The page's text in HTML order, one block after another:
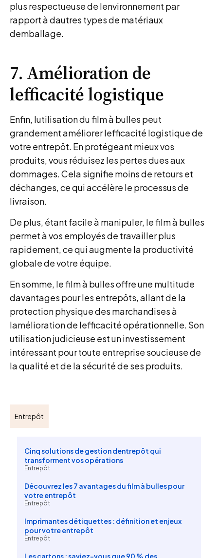
plus respectueuse de lenvironnement par
rapport à dautres types de matériaux
demballage.
7. Amélioration de
lefficacité logistique
Enfin, lutilisation du film à bulles peut
grandement améliorer lefficacité logistique de
votre entrepôt. En protégeant mieux vos
produits, vous réduisez les pertes dues aux
dommages. Cela signifie moins de retours et
déchanges, ce qui accélère le processus de
livraison.
De plus, étant facile à manipuler, le film à bulles
permet à vos employés de travailler plus
rapidement, ce qui augmente la productivité
globale de votre équipe.
En somme, le film à bulles offre une multitude
davantages pour les entrepôts, allant de la
protection physique des marchandises à
lamélioration de lefficacité opérationnelle. Son
utilisation judicieuse est un investissement
intéressant pour toute entreprise soucieuse de
la qualité et de la sécurité de ses produits.
Entrepôt
Cinq solutions de gestion dentrepôt qui
transforment vos opérations
Entrepôt
Découvrez les 7 avantages du film à bulles pour
votre entrepôt
Entrepôt
Imprimantes détiquettes : définition et enjeux
pour votre entrepôt
Entrepôt
Les cartons : saviez-vous que 90 % des